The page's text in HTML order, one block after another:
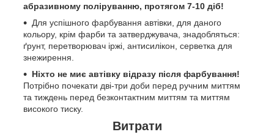
абразивному поліруванню, протягом 7-10 діб!
Для успішного фарбування автівки, для даного
кольору, крім фарби та затверджувача, знадобляться:
ґрунт, перетворювач іржі, антисилікон, серветка для
знежирення.
Ніхто не миє автівку відразу після фарбування!
Потрібно почекати дві-три доби перед ручним миттям
та тиждень перед безконтактним миттям та миттям
високого тиску.
Витрати